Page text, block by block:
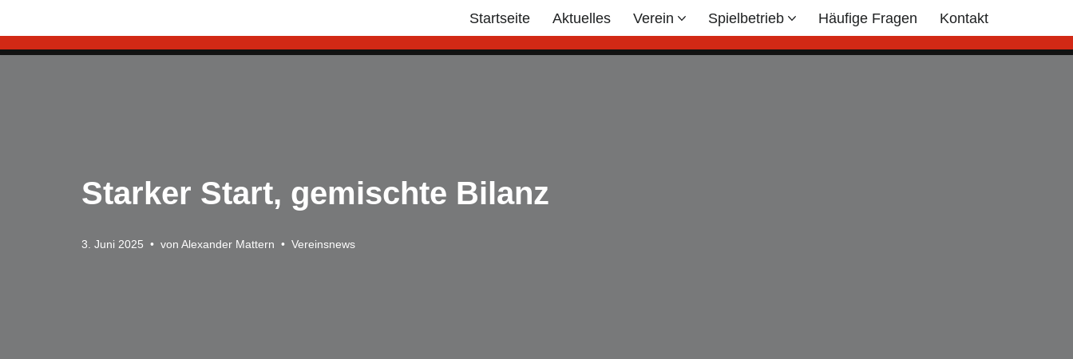
Startseite Aktuelles Verein Spielbetrieb Häufige Fragen Kontakt
Starker Start, gemischte Bilanz
3. Juni 2025 von Alexander Mattern Vereinsnews